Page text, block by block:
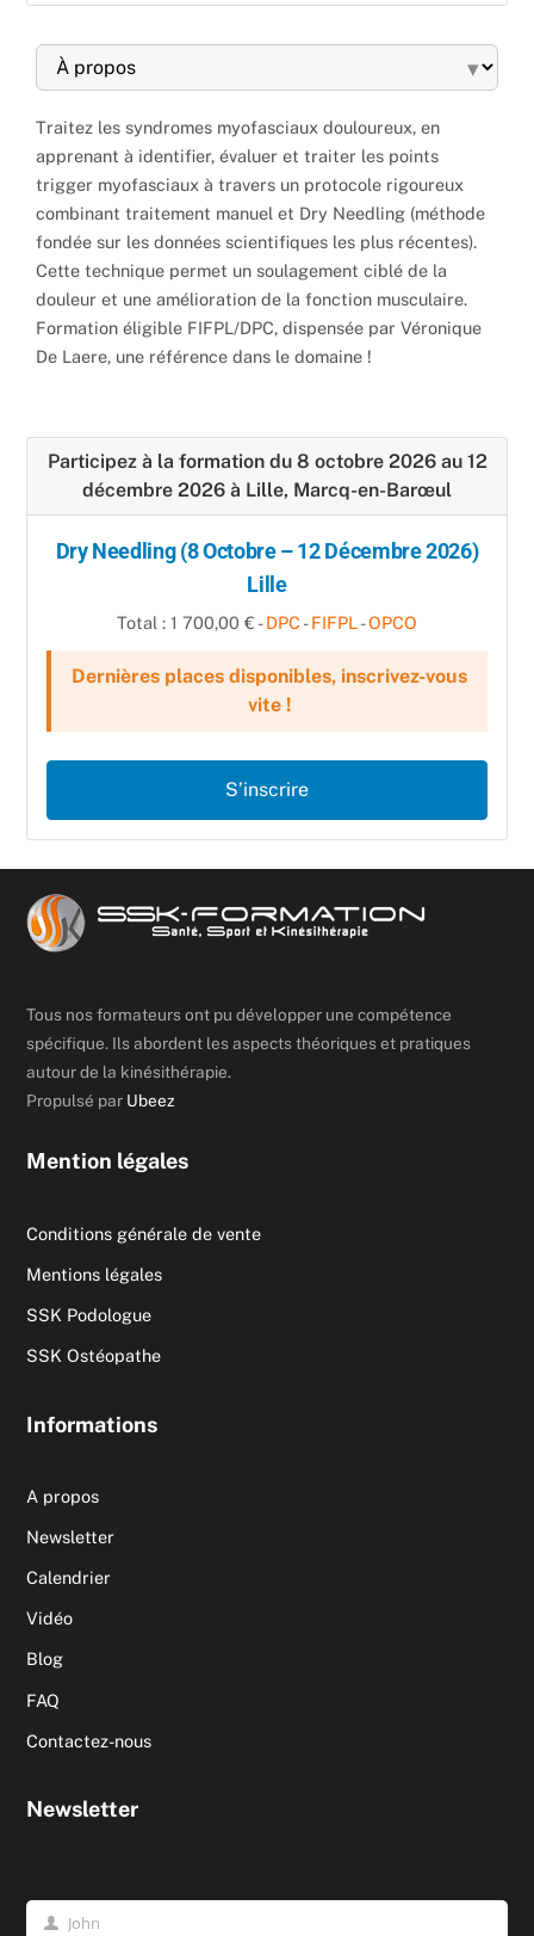
▾
Traitez les syndromes myofasciaux douloureux, en
apprenant à identifier, évaluer et traiter les points
trigger myofasciaux à travers un protocole rigoureux
combinant traitement manuel et Dry Needling (méthode
fondée sur les données scientifiques les plus récentes).
Cette technique permet un soulagement ciblé de la
douleur et une amélioration de la fonction musculaire.
Formation éligible FIFPL/DPC, dispensée par Véronique
De Laere, une référence dans le domaine !
Participez à la formation du 8 octobre 2026 au 12
décembre 2026 à Lille, Marcq-en-Barœul
Dry Needling (8 Octobre – 12 Décembre 2026)
Lille
Total : 1 700,00 € -DPC -FIFPL-OPCO
Dernières places disponibles, inscrivez-vous
vite !
S’inscrire
Tous nos formateurs ont pu développer une compétence
spécifique. Ils abordent les aspects théoriques et pratiques
autour de la kinésithérapie.
Propulsé par Ubeez
Mention légales
Conditions générale de vente
Mentions légales
SSK Podologue
SSK Ostéopathe
Informations
A propos
Newsletter
Calendrier
Vidéo
Blog
FAQ
Contactez-nous
Newsletter
John